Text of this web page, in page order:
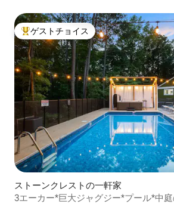
大好評のゲストチョイスです。
ゲストチョイス
ストーンクレストの一軒家
3エーカー*巨大ジャグジー*プール*中